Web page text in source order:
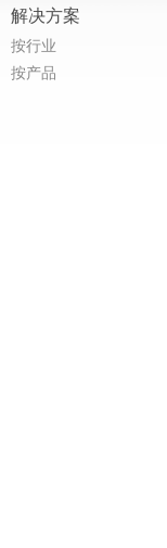
解决方案
按行业
按产品